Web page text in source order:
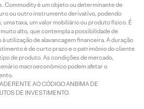
Commodity é um objeto ou determinante de
ou outro instrumento derivativo, podendo
taxa, um valor mobiliário ou produto físico. É
alto, que contempla a possibilidade de
utilização de alavancagem financeira. A duração
é de curto prazo e o patrimônio do cliente
de produto. As condições de mercado,
macroeconômico podem afetar o
AO CÓDIGO ANBIMA DE
DE INVESTIMENTO.